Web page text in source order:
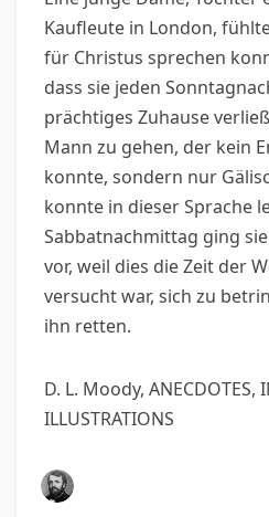
Kaufleute in London,
für Christus sprechen
dass sie jeden
prächtiges Zuhause
Mann zu gehen, der kein
konnte, sondern nur
konnte in dieser Sprache
Sabbatnachmittag ging
vor, weil dies die Zeit der
versucht war, sich zu
ihn retten.
D. L. Moody, ANECDOTES,
ILLUSTRATIONS